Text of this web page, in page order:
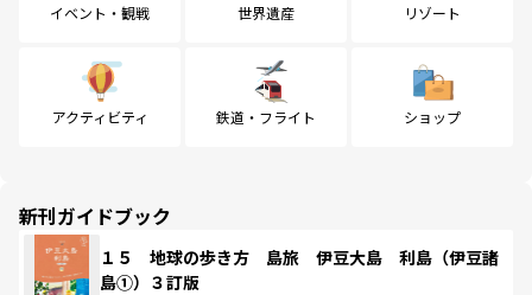
イベント・観戦 世界遺産 リゾート
アクティビティ 鉄道・フライト ショップ
新刊ガイドブック
１５ 地球の歩き方 島旅 伊豆大島 利島（伊豆諸
島①）３訂版